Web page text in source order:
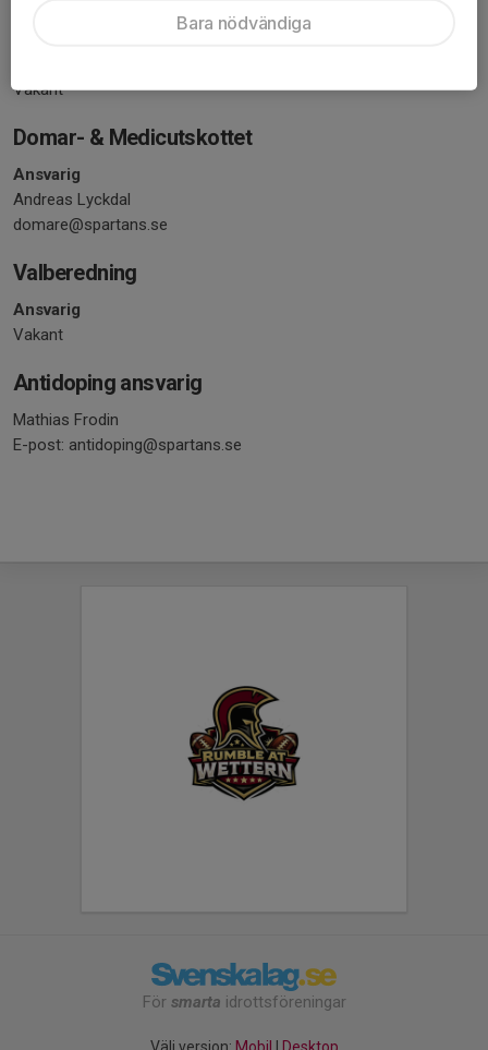
Vakant
Domar- & Medicutskottet
Ansvarig
Andreas Lyckdal
domare@spartans.se
Valberedning
Ansvarig
Vakant
Antidoping ansvarig
Mathias Frodin
E-post: antidoping@spartans.se
För smarta idrottsföreningar
Bara nödvändiga